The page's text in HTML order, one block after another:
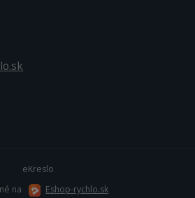
eKreslo
na
Eshop-rychlo.sk